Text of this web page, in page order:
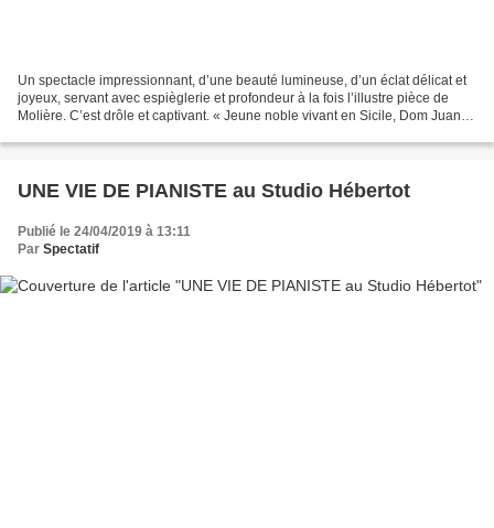
Un spectacle impressionnant, d’une beauté lumineuse, d’un éclat délicat et
joyeux, servant avec espièglerie et profondeur à la fois l’illustre pièce de
Molière. C’est drôle et captivant. « Jeune noble vivant en Sicile, Dom Juan
UNE VIE DE PIANISTE au Studio Hébertot
Publié le 24/04/2019 à 13:11
Par Spectatif